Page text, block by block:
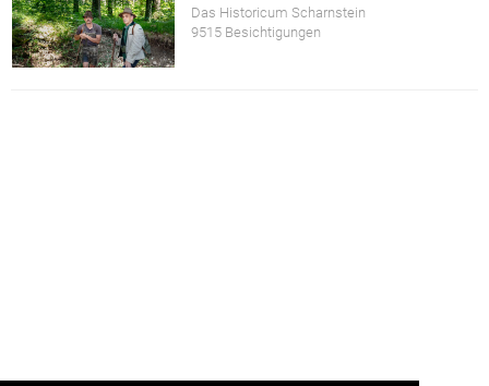
Das Historicum Scharnstein
9515 Besichtigungen